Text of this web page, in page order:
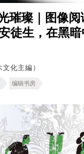
璀璨｜图像阅
安徒生，在黑
化主編）
编辑书房